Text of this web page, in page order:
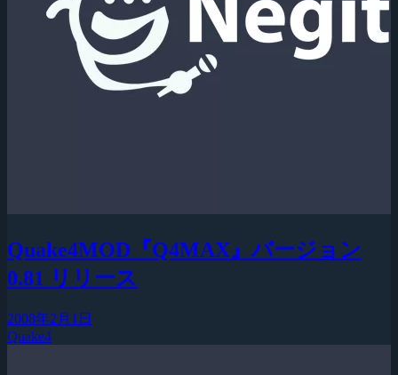
Quake4MOD『Q4MAX』バージョン
0.81 リリース
2008年2月1日
Quake4